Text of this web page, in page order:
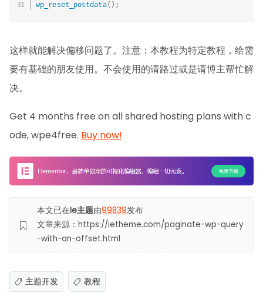
wp_reset_postdata( ) ;
这样就能解决偏移问题了。注意：本教程为特定教程，给需
要有基础的朋友使用。不会使用的请路过或是请博主帮忙解
决。
Get 4 months free on all shared hosting plans with c
ode, wpe4free. Buy now!
本文已在Ie主题由99839发布
文章来源：https://ietheme.com/paginate-wp-query
-with-an-offset.html
主题开发 教程